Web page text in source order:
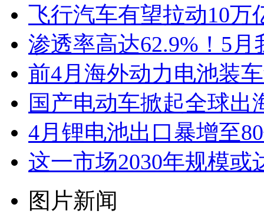
飞行汽车有望拉动10
渗透率高达62.9%！5
前4月海外动力电池装
国产电动车掀起全球出
4月锂电池出口暴增至
这一市场2030年规模或
图片新闻